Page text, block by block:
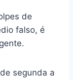
de
falso, é
segunda a